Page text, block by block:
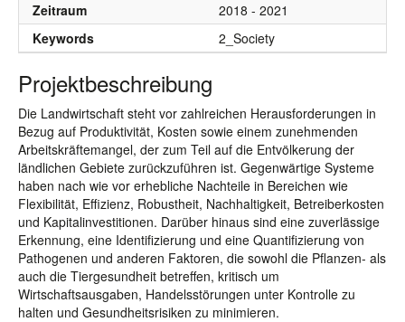
Zeitraum
2018 - 2021
Keywords
2_Society
Projektbeschreibung
Die Landwirtschaft steht vor zahlreichen Herausforderungen in
Bezug auf Produktivität, Kosten sowie einem zunehmenden
Arbeitskräftemangel, der zum Teil auf die Entvölkerung der
ländlichen Gebiete zurückzuführen ist. Gegenwärtige Systeme
haben nach wie vor erhebliche Nachteile in Bereichen wie
Flexibilität, Effizienz, Robustheit, Nachhaltigkeit, Betreiberkosten
und Kapitalinvestitionen. Darüber hinaus sind eine zuverlässige
Erkennung, eine Identifizierung und eine Quantifizierung von
Pathogenen und anderen Faktoren, die sowohl die Pflanzen- als
auch die Tiergesundheit betreffen, kritisch um
Wirtschaftsausgaben, Handelsstörungen unter Kontrolle zu
halten und Gesundheitsrisiken zu minimieren.